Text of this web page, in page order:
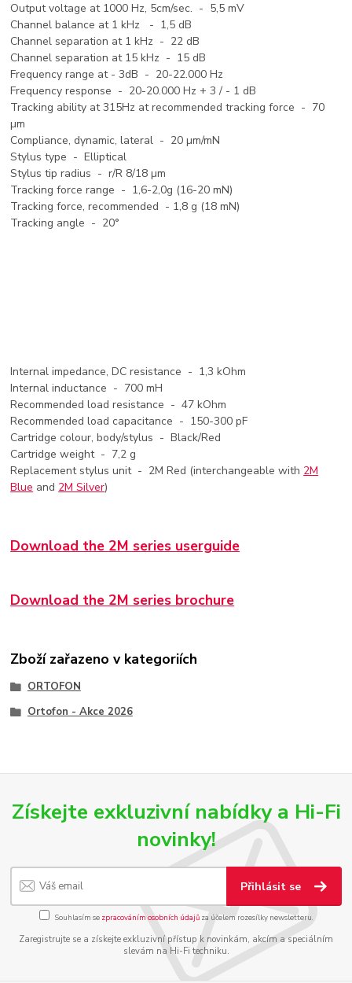
Output voltage at 1000 Hz, 5cm/sec. - 5,5 mV
Channel balance at 1 kHz - 1,5 dB
Channel separation at 1 kHz - 22 dB
Channel separation at 15 kHz - 15 dB
Frequency range at - 3dB - 20-22.000 Hz
Frequency response - 20-20.000 Hz + 3 / - 1 dB
Tracking ability at 315Hz at recommended tracking force - 70
µm
Compliance, dynamic, lateral - 20 µm/mN
Stylus type - Elliptical
Stylus tip radius - r/R 8/18 µm
Tracking force range - 1,6-2,0g (16-20 mN)
Tracking force, recommended - 1,8 g (18 mN)
Tracking angle - 20°
Internal impedance, DC resistance - 1,3 kOhm
Internal inductance - 700 mH
Recommended load resistance - 47 kOhm
Recommended load capacitance - 150-300 pF
Cartridge colour, body/stylus - Black/Red
Cartridge weight - 7,2 g
Replacement stylus unit - 2M Red (interchangeable with 2M
Blue and 2M Silver)
Download the 2M series userguide
Download the 2M series brochure
Zboží zařazeno v kategoriích
ORTOFON
Ortofon - Akce 2026
Získejte exkluzivní nabídky a Hi-Fi
novinky!
Přihlásit se
Souhlasím se zpracováním osobních údajůza účelem rozesílky newsletteru.
Zaregistrujte se a získejte exkluzivní přístup k novinkám, akcím a speciálním
slevám na Hi-Fi techniku.